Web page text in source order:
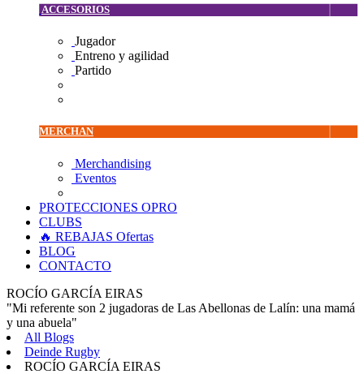
ACCESORIOS
Jugador
Entreno y agilidad
Partido
MERCHAN
Merchandising
Eventos
PROTECCIONES OPRO
CLUBS
🔥 REBAJAS Ofertas
BLOG
CONTACTO
ROCÍO GARCÍA EIRAS
"Mi referente son 2 jugadoras de Las Abellonas de Lalín: una mamá
y una abuela"
All Blogs
Deinde Rugby
ROCÍO GARCÍA EIRAS